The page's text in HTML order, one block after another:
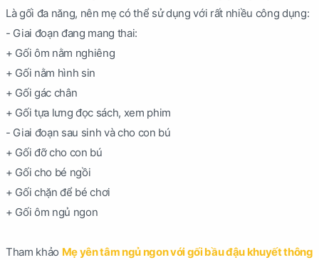
Là gối đa năng, nên mẹ có thể sử dụng với rất nhiều công dụng:
- Giai đoạn đang mang thai:
+ Gối ôm nằm nghiêng
+ Gối nằm hình sin
+ Gối gác chân
+ Gối tựa lưng đọc sách, xem phim
- Giai đoạn sau sinh và cho con bú
+ Gối đỡ cho con bú
+ Gối cho bé ngồi
+ Gối chặn để bé chơi
+ Gối ôm ngủ ngon
Tham khảo Mẹ yên tâm ngủ ngon với gối bầu đậu khuyết thông